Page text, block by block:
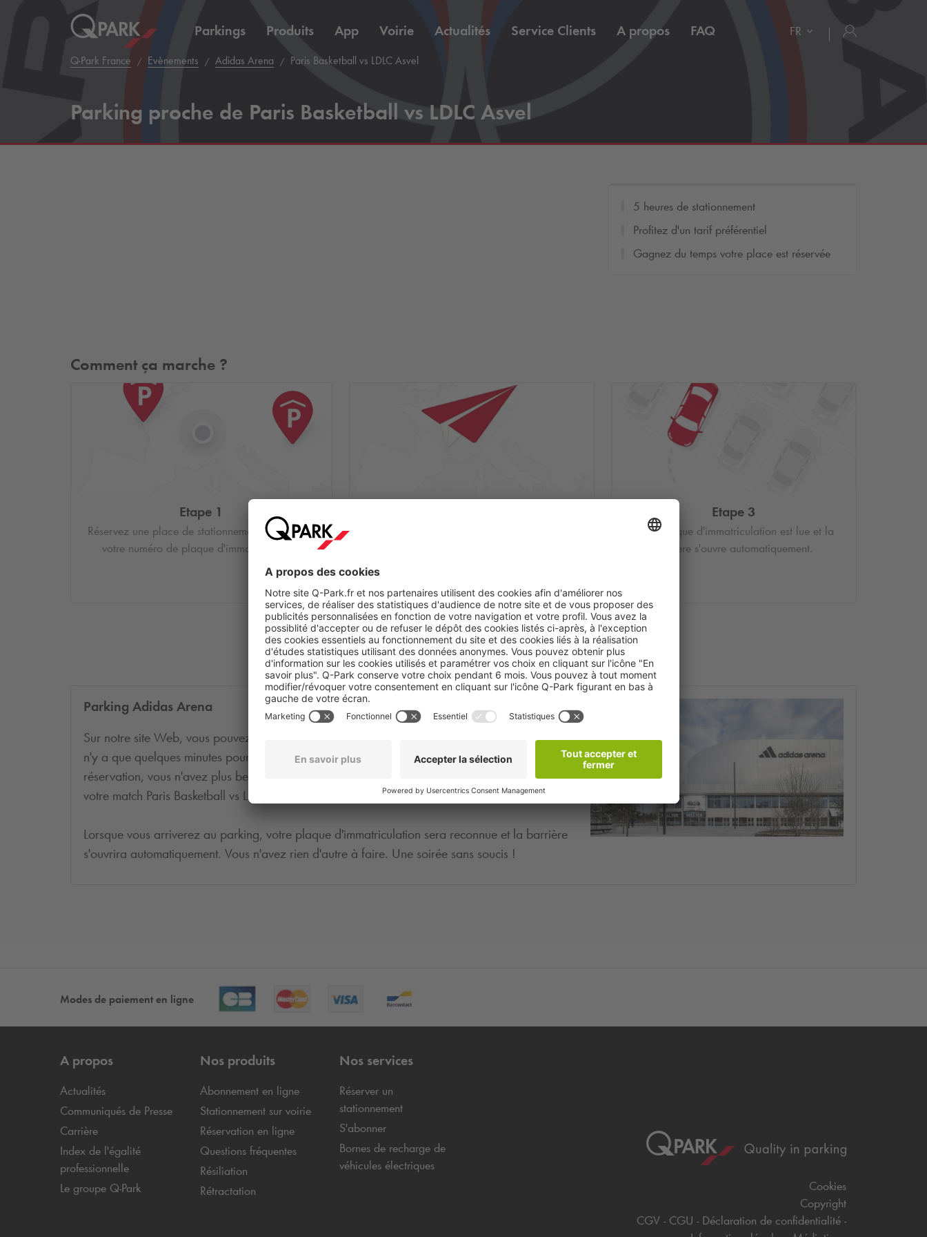
Parkings Produits App Voirie Actualités Service Clients A propos FAQ FR
Q-Park France Evènements Adidas Arena Paris Basketball vs LDLC Asvel
Parking proche de Paris Basketball vs LDLC Asvel
5 heures de stationnement
Profitez d'un tarif préférentiel
Gagnez du temps votre place est réservée
Comment ça marche ?
Etape 1
Réservez une place de stationnement et saisissez
votre numéro de plaque d'immatriculation.
Etape 3
Votre plaque d'immatriculation est lue et la
barrière s'ouvre automatiquement.
Parking Adidas Arena
Sur notre site Web, vous pouvez facilement réserver une place de parking. De ces parkings, il
n'y a que quelques minutes pour atteindre l'Adidas Arena ou l'Accor Arena. Avec une
réservation, vous n'avez plus besoin de chercher une place de parking ! Profitez pleinement de
votre match Paris Basketball vs LDLC Asvel.
Lorsque vous arriverez au parking, votre plaque d'immatriculation sera reconnue et la barrière
s'ouvrira automatiquement. Vous n'avez rien d'autre à faire. Une soirée sans soucis !
Modes de paiement en ligne
A propos
Actualités
Communiqués de Presse
Carrière
Index de l'égalité
professionnelle
Le groupe Q-Park
Nos produits
Abonnement en ligne
Stationnement sur voirie
Réservation en ligne
Questions fréquentes
Résiliation
Rétractation
Nos services
Réserver un
stationnement
S'abonner
Bornes de recharge de
véhicules électriques
Cookies
Copyright
CGV
CGU
Déclaration de confidentialité